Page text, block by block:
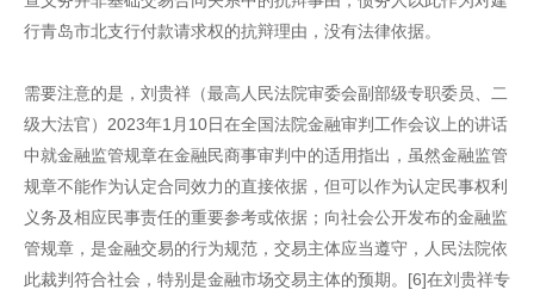
行青岛市北支行付款请求权的抗辩理由，没有法律依据。
需要注意的是，刘贵祥（最高人民法院审委会副部级专职委员、二
级大法官）2023年1月10日在全国法院金融审判工作会议上的讲话
中就金融监管规章在金融民商事审判中的适用指出，虽然金融监管
规章不能作为认定合同效力的直接依据，但可以作为认定民事权利
义务及相应民事责任的重要参考或依据；向社会公开发布的金融监
管规章，是金融交易的行为规范，交易主体应当遵守，人民法院依
此裁判符合社会，特别是金融市场交易主体的预期。[6]在刘贵祥专